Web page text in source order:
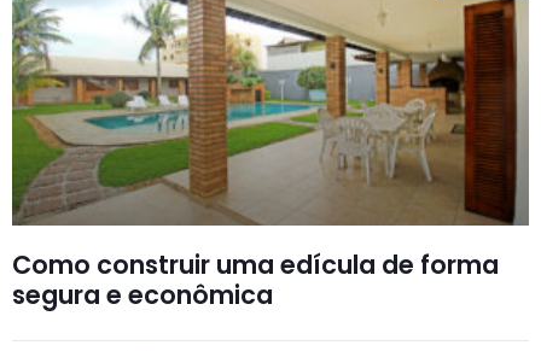
Como construir uma edícula de forma
segura e econômica